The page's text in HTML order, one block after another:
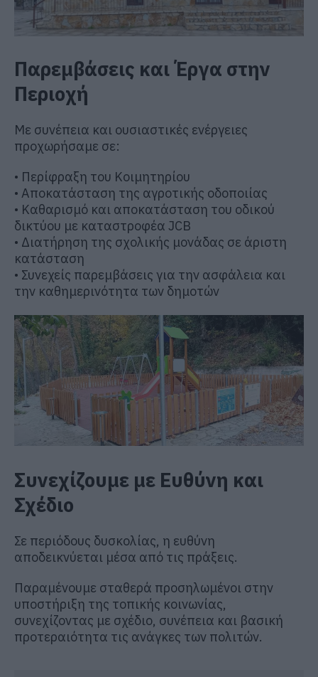
Παρεμβάσεις και Έργα στην
Περιοχή
Με συνέπεια και ουσιαστικές ενέργειες
προχωρήσαμε σε:
• Περίφραξη του Κοιμητηρίου
• Αποκατάσταση της αγροτικής οδοποιίας
• Καθαρισμό και αποκατάσταση του οδικού
δικτύου με καταστροφέα JCB
• Διατήρηση της σχολικής μονάδας σε άριστη
κατάσταση
• Συνεχείς παρεμβάσεις για την ασφάλεια και
την καθημερινότητα των δημοτών
Συνεχίζουμε με Ευθύνη και
Σχέδιο
Σε περιόδους δυσκολίας, η ευθύνη
αποδεικνύεται μέσα από τις πράξεις.
Παραμένουμε σταθερά προσηλωμένοι στην
υποστήριξη της τοπικής κοινωνίας,
συνεχίζοντας με σχέδιο, συνέπεια και βασική
προτεραιότητα τις ανάγκες των πολιτών.